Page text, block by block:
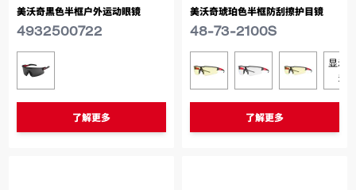
美沃奇黑色半框户外运动眼镜
4932500722
类似型号
4932500722
了解更多
美沃奇琥珀色半框防刮擦护目镜
48-73-2100S
类似型号
48-73-2100S4932478763
显示更
多
了解更多